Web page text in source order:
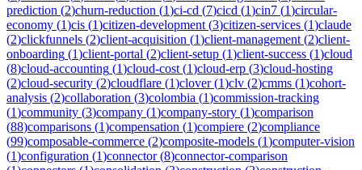
prediction (2)churn-reduction (1)ci-cd (7)cicd (1)cin7 (1)circular-
economy (1)cis (1)citizen-development (3)citizen-services (1)claude
(2)clickfunnels (2)client-acquisition (1)client-management (2)client-
onboarding (1)client-portal (2)client-setup (1)client-success (1)cloud
(8)cloud-accounting (1)cloud-cost (1)cloud-erp (3)cloud-hosting
(2)cloud-security (2)cloudflare (1)clover(1)clv (2)cmms (1)cohort-
analysis (2)collaboration (3)colombia (1)commission-tracking
(1)community (3)company (1)company-story (1)comparison
(88)comparisons (1)compensation (1)compiere (2)compliance
(99)composable-commerce (2)composite-models (1)computer-vision
(1)configuration (1)connector(8)connector-comparison